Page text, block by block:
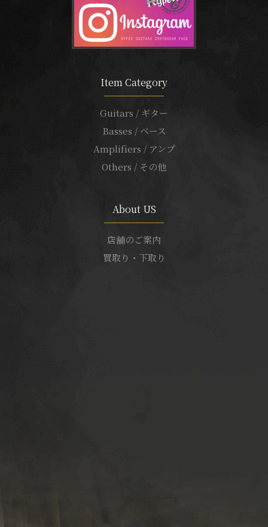
Item Category
Guitars / ギター
Basses / ベース
Amplifiers / アンプ
Others / その他
About US
店舗のご案内
買取り・下取り